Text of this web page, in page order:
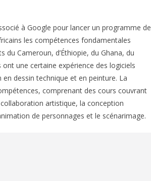
à Google pour lancer un programme de
les compétences fondamentales
du Cameroun, d’Éthiopie, du Ghana, du
ont une certaine expérience des logiciels
dessin technique et en peinture. La
comprenant des cours couvrant
artistique, la conception
de personnages et le scénarimage.